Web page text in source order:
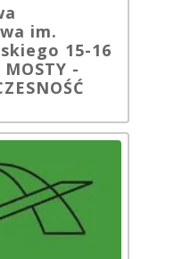
im.
15-16
-